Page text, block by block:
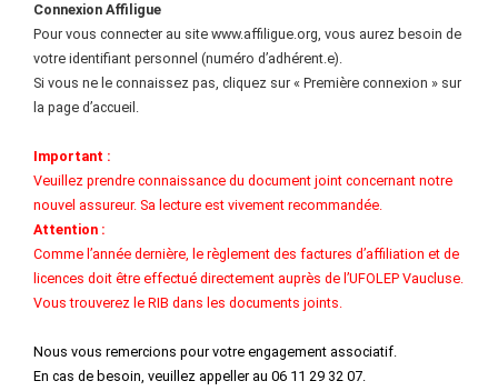
Connexion Affiligue
Pour vous connecter au site www.affiligue.org, vous aurez besoin de
votre identifiant personnel (numéro d’adhérent.e).
Si vous ne le connaissez pas, cliquez sur « Première connexion » sur
la page d’accueil.
Important :
Veuillez prendre connaissance du document joint concernant notre
nouvel assureur. Sa lecture est vivement recommandée.
Attention :
Comme l’année dernière, le règlement des factures d’affiliation et de
licences doit être effectué directement auprès de l’UFOLEP Vaucluse.
Vous trouverez le RIB dans les documents joints.
Nous vous remercions pour votre engagement associatif.
En cas de besoin, veuillez appeller au 06 11 29 32 07.